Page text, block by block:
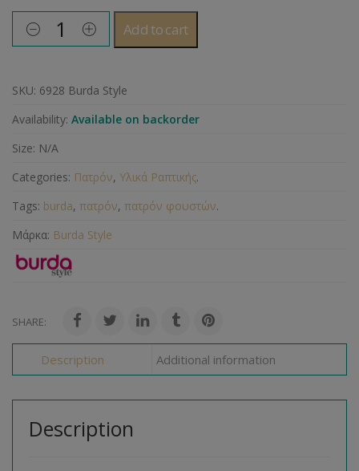
Add to cart
SKU: 6928 Burda Style
Availability: Available on backorder
Size: N/A
Categories: Πατρόν, Υλικά Ραπτικής.
Tags: burda, πατρόν, πατρόν φουστών.
Μάρκα: Burda Style
SHARE:
Description Additional information
Description